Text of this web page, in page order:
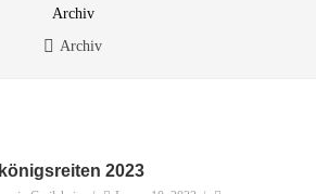
Archiv
Archiv
2023